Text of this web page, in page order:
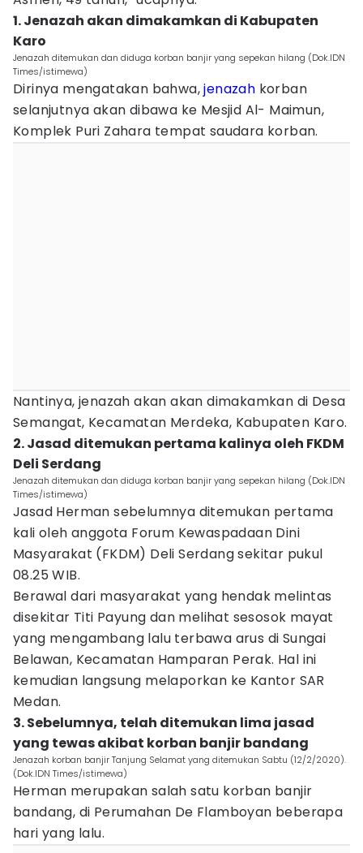
1. Jenazah akan dimakamkan di Kabupaten
Karo
Jenazah ditemukan dan diduga korban banjir yang sepekan hilang (Dok.IDN
Times/istimewa)
Dirinya mengatakan bahwa,jenazah korban
selanjutnya akan dibawa ke Mesjid Al- Maimun,
Komplek Puri Zahara tempat saudara korban.
Nantinya, jenazah akan akan dimakamkan di Desa
Semangat, Kecamatan Merdeka, Kabupaten Karo.
2. Jasad ditemukan pertama kalinya oleh FKDM
Deli Serdang
Jenazah ditemukan dan diduga korban banjir yang sepekan hilang (Dok.IDN
Times/istimewa)
Jasad Herman sebelumnya ditemukan pertama
kali oleh anggota Forum Kewaspadaan Dini
Masyarakat (FKDM) Deli Serdang sekitar pukul
08.25 WIB.
Berawal dari masyarakat yang hendak melintas
disekitar Titi Payung dan melihat sesosok mayat
yang mengambang lalu terbawa arus di Sungai
Belawan, Kecamatan Hamparan Perak. Hal ini
kemudian langsung melaporkan ke Kantor SAR
Medan.
3. Sebelumnya, telah ditemukan lima jasad
yang tewas akibat korban banjir bandang
Jenazah korban banjir Tanjung Selamat yang ditemukan Sabtu (12/2/2020).
(Dok.IDN Times/istimewa)
Herman merupakan salah satu korban banjir
bandang, di Perumahan De Flamboyan beberapa
hari yang lalu.